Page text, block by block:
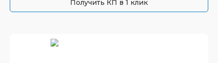
Получить КП в 1 клик